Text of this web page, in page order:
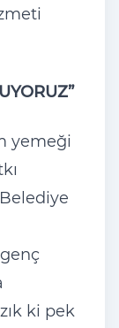
yemeği
ki pek